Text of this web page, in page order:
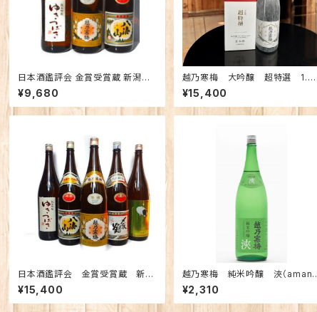
日本酒鑑評会 金賞受賞蔵 新潟の
地酒飲み比べセット1800ｍｌ×3本
（越乃寒梅 八海山 ゆきつばき）
¥9,680
越乃寒梅 大吟醸 超特選 1.8
Ｌ 【限定】
¥15,400
日本酒鑑評会 金賞受賞蔵 新潟
の地酒飲み比べセット1800ｍｌ×5
本 （越乃寒梅 八海山 〆張
鶴 ゆきつばき 越の鶴）
¥15,400
越乃寒梅 純米吟醸 浹（aman
e) あまね 720ｍｌ【化粧箱入
り】
¥2,310